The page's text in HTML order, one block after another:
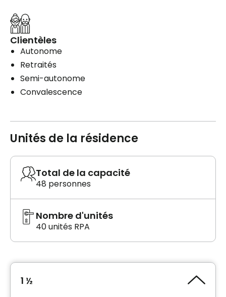
Clientèles
Autonome
Retraités
Semi-autonome
Convalescence
Unités de la résidence
Total de la capacité
48 personnes
Nombre d'unités
40 unités RPA
1 ½